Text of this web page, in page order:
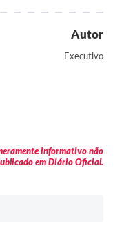
Autor
Executivo
informativo não
em Diário Oficial.